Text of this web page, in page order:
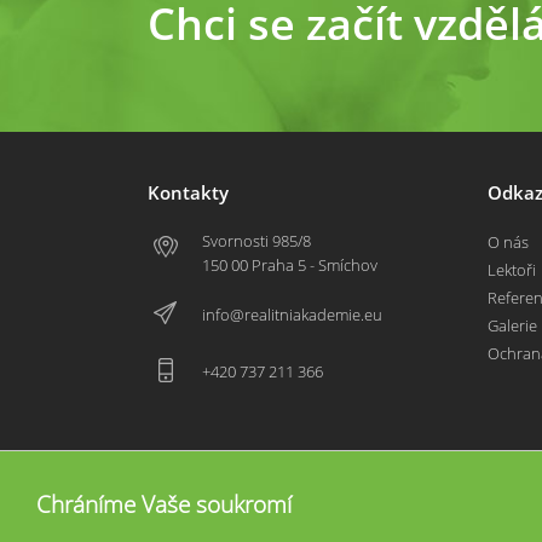
Chci se začít
Kontakty
Svornosti 985/8
150 00 Praha 5 - Smíchov
info@realitniakademie.eu
+420 737 211 366
O nás
Lektoři
Galerie
Chráníme Vaše soukromí